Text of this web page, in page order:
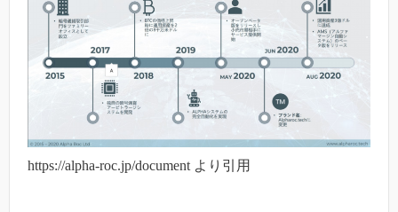
https://alpha-roc.jp/document より引用